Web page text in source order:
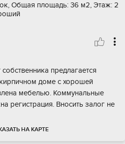
Общая площадь: 36 м2, Этаж: 2
предлагается
доме с хорошей
мебелью. Коммунальные
регистрация. Вносить залог не
НА КАРТЕ